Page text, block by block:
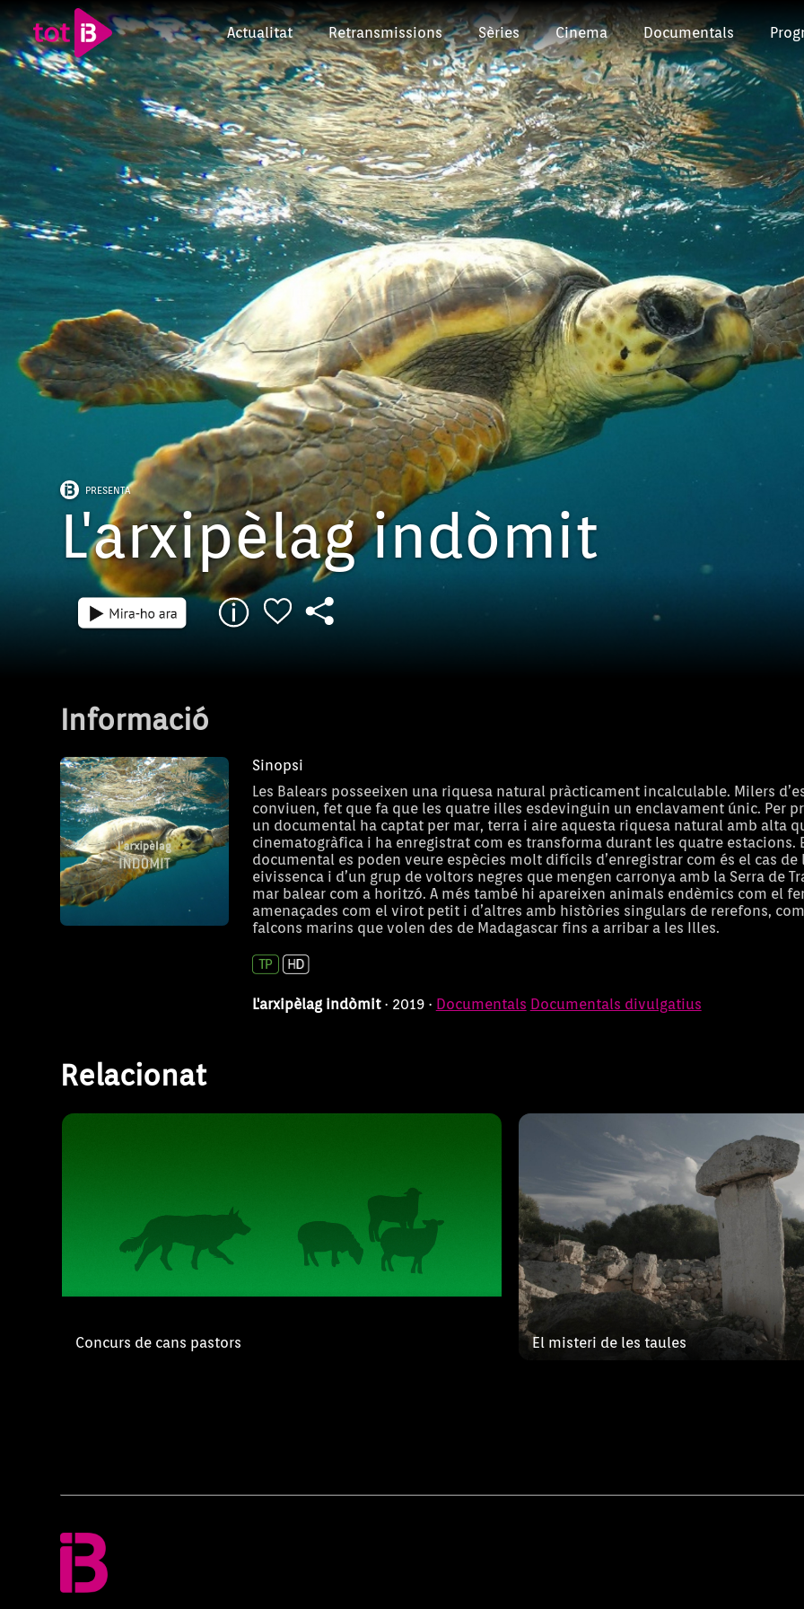
Actualitat Retransmissions Sèries Cinema Documentals
PRESENTA
L'arxipèlag indòmit
Informació
Sinopsi
Les Balears posseeixen una riquesa natural pràcticament incalculable. Milers
conviuen, fet que fa que les quatre illes esdevinguin un enclavament únic. Per
un documental ha captat per mar, terra i aire aquesta riquesa natural amb alta
cinematogràfica i ha enregistrat com es transforma durant les quatre estacions.
documental es poden veure espècies molt difícils d’enregistrar com és el cas de
eivissenca i d’un grup de voltors negres que mengen carronya amb la Serra de
mar balear com a horitzó. A més també hi apareixen animals endèmics com el
amenaçades com el virot petit i d’altres amb històries singulars de rerefons,
falcons marins que volen des de Madagascar fins a arribar a les Illes.
L'arxipèlag indòmit · 2019 · Documentals Documentals divulgatius
Relacionat
Concurs de cans pastors
Concurs de cans pastors
pastors. El concurs consta de 2 proves. Les 9 millors
puntuacions aconseguides a la primer
El misteri de les taules
El misteri de les